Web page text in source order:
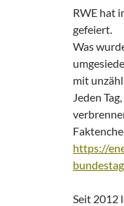
RWE hat
gefeiert.
Was
mit
Jeden
https://
Seit 2012